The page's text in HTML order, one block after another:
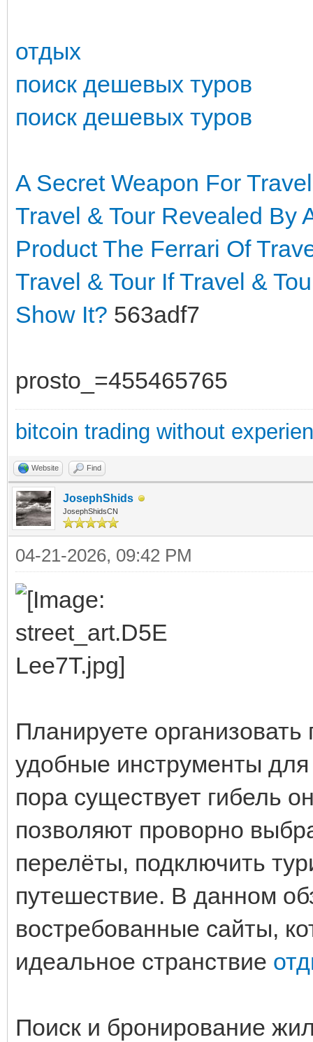
отдых
поиск дешевых туров
поиск дешевых туров
A Secret Weapon For
Travel & Tour Revealed By
Product The Ferrari Of
Travel & Tour If Travel &
Show It? 563adf7
prosto_=455465765
bitcoin trading without
Website Find
JosephShids
JosephShidsCN
04-21-2026, 09:42 PM
Планируете
удобные инструменты
пора существует гибель
позволяют проворно
перелёты, подключить
путешествие. В данном
востребованные сайты,
идеальное странствие
Поиск и бронирование